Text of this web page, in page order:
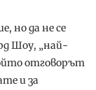
но да не се
Шоу, „най-
отговорът
и за